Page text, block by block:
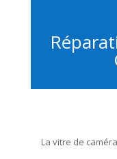
La vitre de